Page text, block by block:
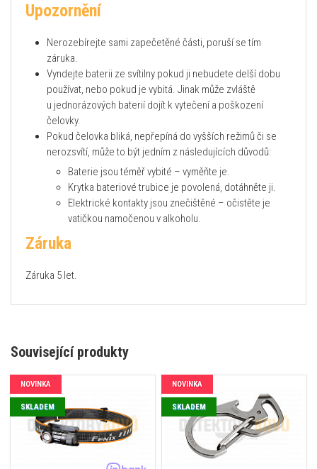
Upozornění
Nerozebírejte sami zapečetěné části, poruší se tím
záruka.
Vyndejte baterii ze svítilny pokud ji nebudete delší dobu
používat, nebo pokud je vybitá. Jinak může zvláště
u jednorázových baterií dojít k vytečení a poškození
čelovky.
Pokud čelovka bliká, nepřepíná do vyšších režimů či se
nerozsvítí, může to být jedním z následujících důvodů:
Baterie jsou téměř vybité – vyměňte je.
Krytka bateriové trubice je povolená, dotáhněte ji.
Elektrické kontakty jsou znečištěné – očistěte je
vatičkou namočenou v alkoholu.
Záruka
Záruka 5 let.
Související produkty
NOVINKA
SKLADEM
NOVINKA
SKLADEM